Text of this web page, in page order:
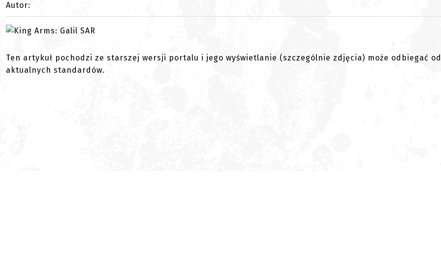
Autor:
Ten artykuł pochodzi ze starszej wersji portalu i jego wyświetlanie (szczególnie zdjęcia) może odbiegać od
aktualnych standardów.